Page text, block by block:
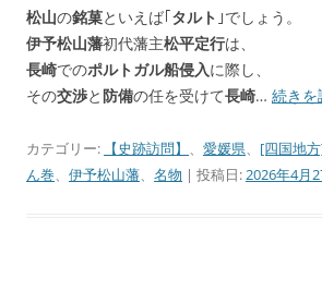
松山の銘菓といえば｢タルト ｣でしょう。
伊予松山藩初代藩主松平定行は、
長崎でのポルトガル船侵入に際し、
その交渉と防備の任を受けて長崎… 続きを
カテゴリー: 【史跡訪問】 、 愛媛県、 [四国地
ん巻、 伊予松山藩、 名物 | 投稿日:2026年4月